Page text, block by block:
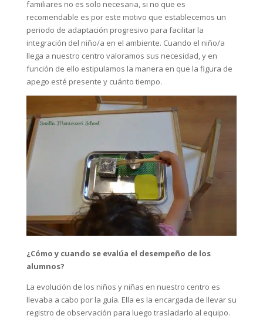
familiares no es solo necesaria, si no que es
recomendable es por este motivo que establecemos un
periodo de adaptación progresivo para facilitar la
integración del niño/a en el ambiente. Cuando el niño/a
llega a nuestro centro valoramos sus necesidad, y en
función de ello estipulamos la manera en que la figura de
apego esté presente y cuánto tiempo.
¿Cómo y cuando se evalúa el desempeño de los
alumnos?
La evolución de los niños y niñas en nuestro centro es
llevaba a cabo por la guía. Ella es la encargada de llevar su
registro de observación para luego trasladarlo al equipo.